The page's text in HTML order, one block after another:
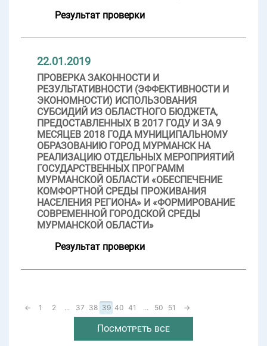
Результат проверки
22.01.2019
ПРОВЕРКА ЗАКОННОСТИ И
РЕЗУЛЬТАТИВНОСТИ (ЭФФЕКТИВНОСТИ И
ЭКОНОМНОСТИ) ИСПОЛЬЗОВАНИЯ
СУБСИДИЙ ИЗ ОБЛАСТНОГО БЮДЖЕТА,
ПРЕДОСТАВЛЕННЫХ В 2017 ГОДУ И ЗА 9
МЕСЯЦЕВ 2018 ГОДА МУНИЦИПАЛЬНОМУ
ОБРАЗОВАНИЮ ГОРОД МУРМАНСК НА
РЕАЛИЗАЦИЮ ОТДЕЛЬНЫХ МЕРОПРИЯТИЙ
ГОСУДАРСТВЕННЫХ ПРОГРАММ
МУРМАНСКОЙ ОБЛАСТИ «ОБЕСПЕЧЕНИЕ
КОМФОРТНОЙ СРЕДЫ ПРОЖИВАНИЯ
НАСЕЛЕНИЯ РЕГИОНА» И «ФОРМИРОВАНИЕ
СОВРЕМЕННОЙ ГОРОДСКОЙ СРЕДЫ
МУРМАНСКОЙ ОБЛАСТИ»
Результат проверки
← 1 2 ... 37 38 39 40 41 ... 50 51 →
Посмотреть все